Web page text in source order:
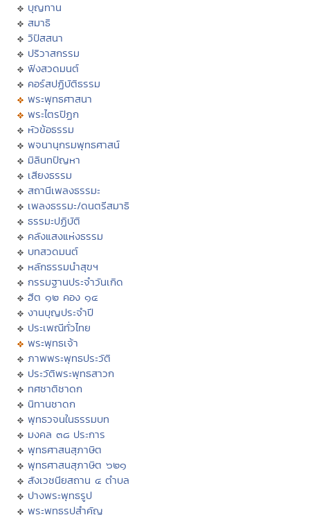
บุญทาน
สมาธิ
วิปัสสนา
ปริวาสกรรม
ฟังสวดมนต์
คอร์สปฏิบัติธรรม
พระพุทธศาสนา
พระไตรปิฏก
หัวข้อธรรม
พจนานุกรมพุทธศาสน์
มิลินทปัญหา
เสียงธรรม
สถานีเพลงธรรมะ
เพลงธรรมะ/ดนตรีสมาธิ
ธรรมะปฏิบัติ
คลังแสงแห่งธรรม
บทสวดมนต์
หลักธรรมนำสุขฯ
กรรมฐานประจำวันเกิด
ฮีต ๑๒ คอง ๑๔
งานบุญประจำปี
ประเพณีทั่วไทย
พระพุทธเจ้า
ภาพพระพุทธประวัติ
ประวัติพระพุทธสาวก
ทศชาติชาดก
นิทานชาดก
พุทธวจนในธรรมบท
มงคล ๓๘ ประการ
พุทธศาสนสุภาษิต
พุทธศาสนสุภาษิต ๖๒๑
สังเวชนียสถาน ๔ ตำบล
ปางพระพุทธรูป
พระพุทธรูปสำคัญ